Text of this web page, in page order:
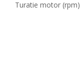
Turatie motor (rpm)